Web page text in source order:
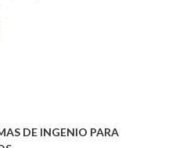
DE INGENIO PARA